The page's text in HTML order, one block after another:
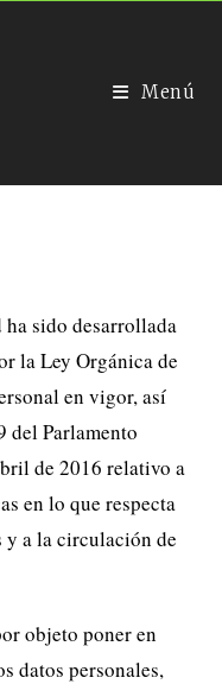
Menú
sido desarrollada
la Ley Orgánica de
en vigor, así
del Parlamento
de 2016 relativo a
en lo que respecta
y a la circulación de
objeto poner en
datos personales,